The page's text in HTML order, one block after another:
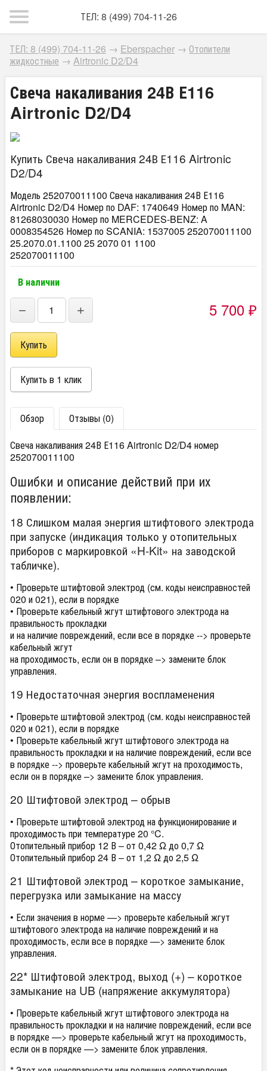
ТЕЛ: 8 (499) 704-11-26
ТЕЛ: 8 (499) 704-11-26 → Eberspacher → Отопители
жидкостные → Airtronic D2/D4
Свеча накаливания 24В Е116
Airtronic D2/D4
Купить Свеча накаливания 24В Е116 Airtronic
D2/D4
Модель 252070011100 Свеча накаливания 24В Е116
Airtronic D2/D4 Номер по DAF: 1740649 Номер по MAN:
81268030030 Номер по MERCEDES-BENZ: A
0008354526 Номер по SCANIA: 1537005 252070011100
25.2070.01.1100 25 2070 01 1100
252070011100
В наличии
− + 5 700 ₽
Обзор
Отзывы (0)
Свеча накаливания 24В Е116 Airtronic D2/D4 номер
252070011100
Ошибки и описание действий при их
появлении:
18 Слишком малая энергия штифтового электрода
при запуске (индикация только у отопительных
приборов с маркировкой «H-Kit» на заводской
табличке).
• Проверьте штифтовой электрод (см. коды неисправностей
020 и 021), если в порядке
• Проверьте кабельный жгут штифтового электрода на
правильность прокладки
и на наличие повреждений, если все в порядке --> проверьте
кабельный жгут
на проходимость, если он в порядке –> замените блок
управления.
19 Недостаточная энергия воспламенения
• Проверьте штифтовой электрод (см. коды неисправностей
020 и 021), если в порядке
• Проверьте кабельный жгут штифтового электрода на
правильность прокладки и на наличие повреждений, если все
в порядке --> проверьте кабельный жгут на проходимость,
если он в порядке –> замените блок управления.
20 Штифтовой электрод – обрыв
• Проверьте штифтовой электрод на функционирование и
проходимость при температуре 20 °C.
Отопительный прибор 12 В – от 0,42 Ω до 0,7 Ω
Отопительный прибор 24 В – от 1,2 Ω до 2,5 Ω
21 Штифтовой электрод – короткое замыкание,
перегрузка или замыкание на массу
• Если значения в норме —> проверьте кабельный жгут
штифтового электрода на наличие повреждений и на
проходимость, если все в порядке —> замените блок
управления.
22* Штифтовой электрод, выход (+) – короткое
замыкание на UB (напряжение аккумулятора)
• Проверьте кабельный жгут штифтового электрода на
правильность прокладки и на наличие повреждений, если все
в порядке —> проверьте кабельный жгут на проходимость,
если он в порядке —> замените блок управления.